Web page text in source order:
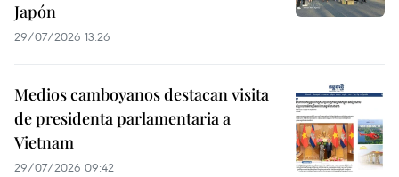
Japón
29/07/2026 13:26
Medios camboyanos destacan visita
de presidenta parlamentaria a
Vietnam
29/07/2026 09:42